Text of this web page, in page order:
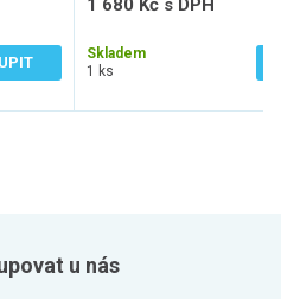
1 680 Kč s DPH
Skladem
1 ks
u nás